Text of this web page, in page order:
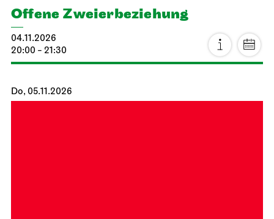
Offene Zweier­beziehung
04.11.2026
20:00 - 21:30
Do, 05.11.2026